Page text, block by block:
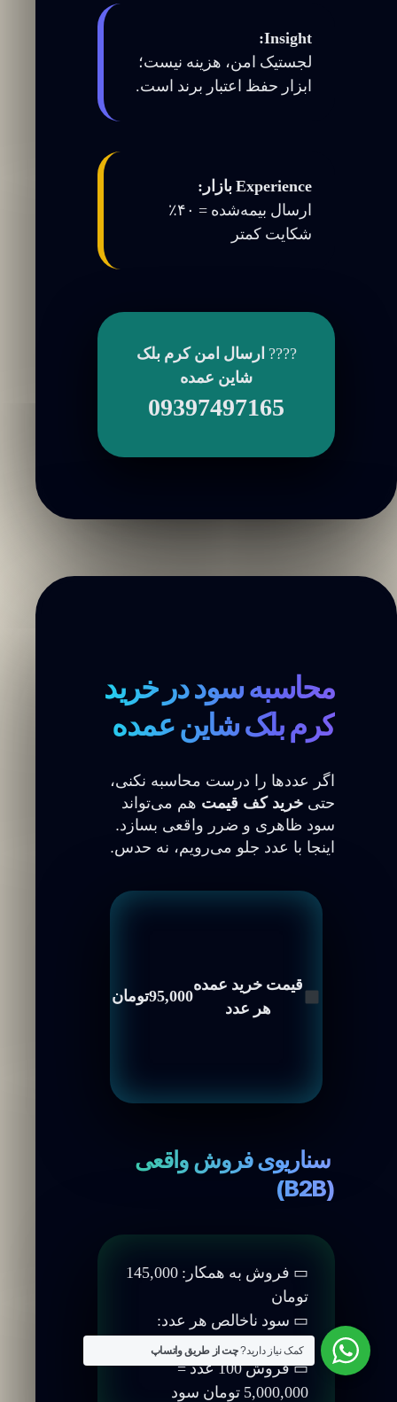
Insight:
لجستیک امن، هزینه نیست؛
ابزار حفظ اعتبار برند است.
Experience بازار:
ارسال بیمه‌شده = ۴۰٪
شکایت کمتر
???? ارسال امن کرم بلک
شاین عمده
09397497165
محاسبه سود در خرید
کرم بلک شاین عمده
اگر عددها را درست محاسبه نکنی،
حتی خرید کف قیمت هم می‌تواند
سود ظاهری و ضرر واقعی بسازد.
اینجا با عدد جلو می‌رویم، نه حدس.
قیمت خرید عمده
هر عدد
95,000تومان
سناریوی فروش واقعی
(B2B)
▭ فروش به همکار: 145,000
تومان
▭ سود ناخالص هر عدد:
50,000 تومان
▭ فروش 100 عدد =
5,000,000 تومان سود
کمک نیاز دارید?چت از طریق واتساپ